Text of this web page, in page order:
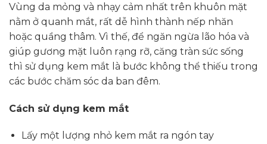
Vùng da mỏng và nhạy cảm nhất trên khuôn mặt
nằm ở quanh mắt, rất dễ hình thành nếp nhăn
hoặc quầng thâm. Vì thế, để ngăn ngừa lão hóa và
giúp gương mặt luôn rạng rỡ, căng tràn sức sống
thì sử dụng kem mắt là bước không thể thiếu trong
các bước chăm sóc da ban đêm.
Cách sử dụng kem mắt
Lấy một lượng nhỏ kem mắt ra ngón tay